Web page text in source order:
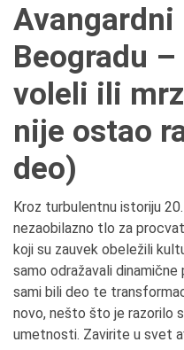
Beogradu
voleli ili
nije ostao
deo)
Kroz turbulentnu istoriju
nezaobilazno tlo za
koji su zauvek obeležili
samo odražavali
sami bili deo te
novo, nešto što je razorilo
umetnosti. Zavirite u svet